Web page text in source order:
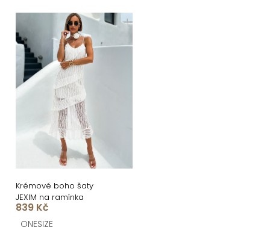
ů
Krémové boho šaty
JEXIM na ramínka
839 Kč
ONESIZE